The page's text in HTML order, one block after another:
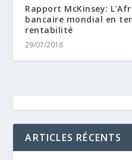
Rapport McKinsey:
bancaire mondial en
rentabilité
29/07/2018
ARTICLES RÉCENTS